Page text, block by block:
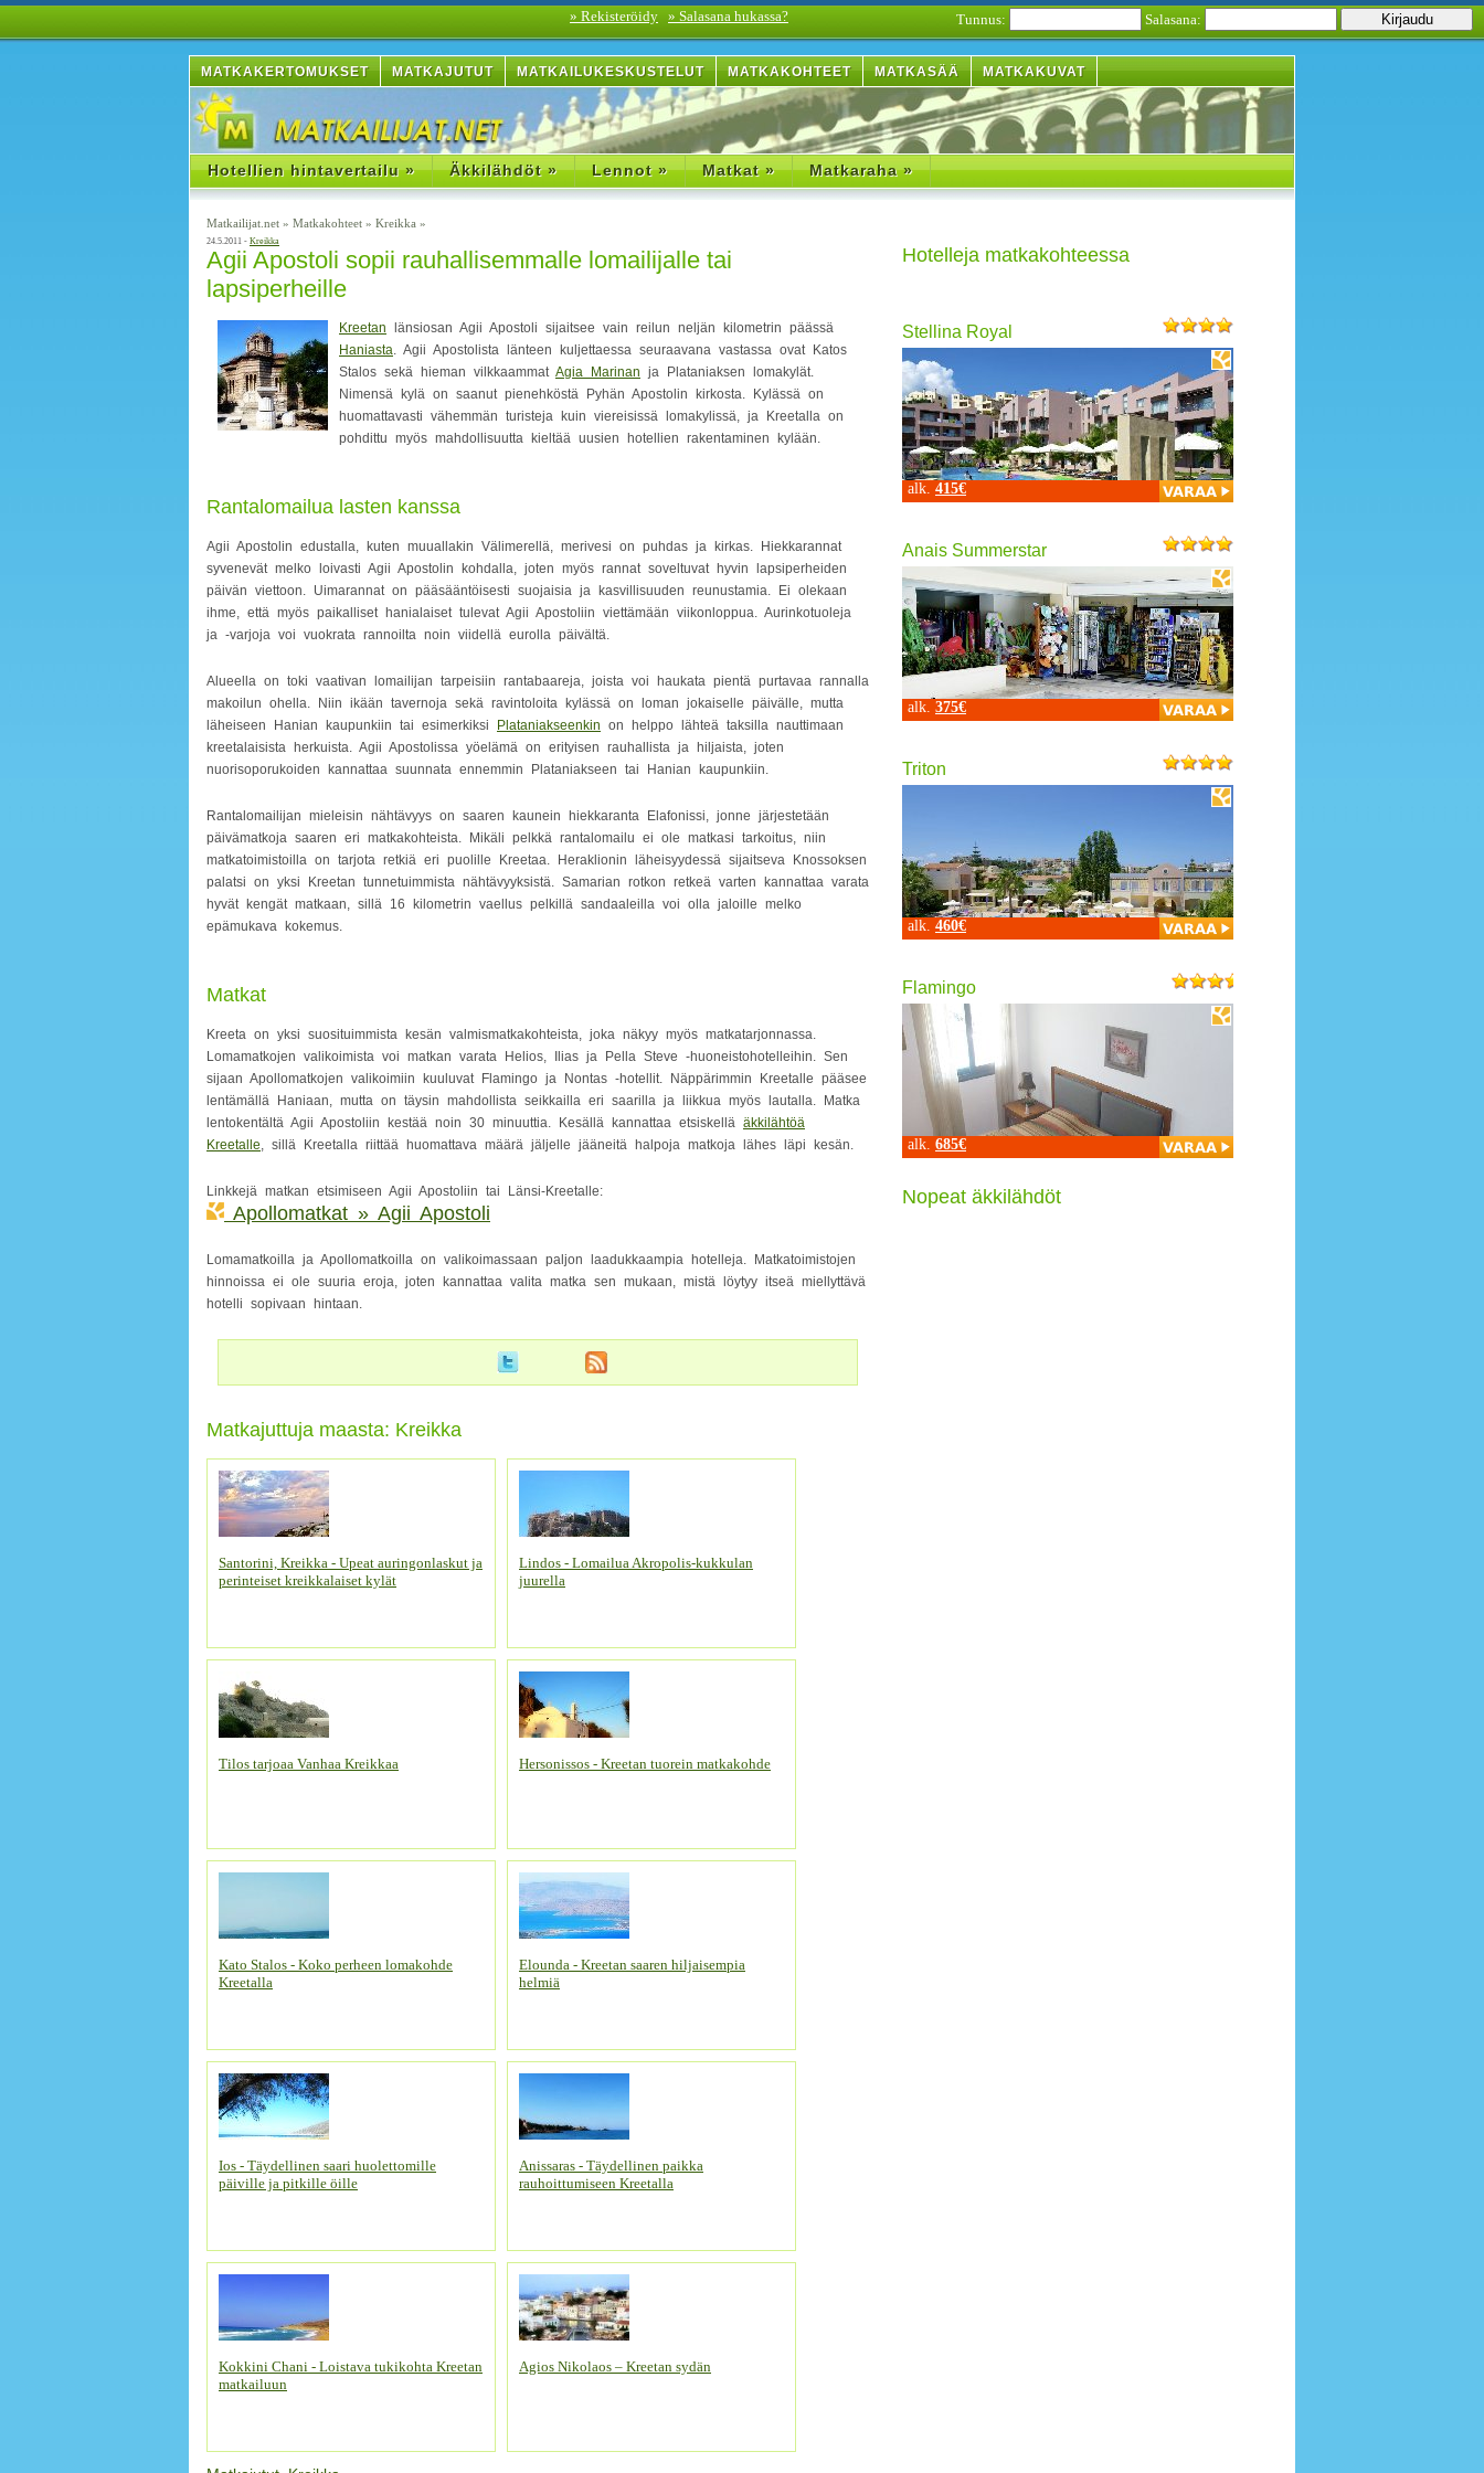
Tunnus: Salasana:
» Rekisteröidy » Salasana hukassa?
MATKAKERTOMUKSET MATKAJUTUT MATKAILUKESKUSTELUT MATKAKOHTEET MATKASÄÄ MATKAKUVAT
Hotellien hintavertailu » Äkkilähdöt » Lennot » Matkat » Matkaraha »
Matkailijat.net » Matkakohteet » Kreikka »
24.5.2011 - Kreikka
Agii Apostoli sopii rauhallisemmalle lomailijalle tai
lapsiperheille
Kreetan länsiosan Agii Apostoli sijaitsee vain reilun neljän kilometrin päässä
Haniasta. Agii Apostolista länteen kuljettaessa seuraavana vastassa ovat Katos
Stalos sekä hieman vilkkaammat Agia Marinan ja Plataniaksen lomakylät.
Nimensä kylä on saanut pienehköstä Pyhän Apostolin kirkosta. Kylässä on
huomattavasti vähemmän turisteja kuin viereisissä lomakylissä, ja Kreetalla on
pohdittu myös mahdollisuutta kieltää uusien hotellien rakentaminen kylään.
Rantalomailua lasten kanssa
Agii Apostolin edustalla, kuten muuallakin Välimerellä, merivesi on puhdas ja kirkas. Hiekkarannat
syvenevät melko loivasti Agii Apostolin kohdalla, joten myös rannat soveltuvat hyvin lapsiperheiden
päivän viettoon. Uimarannat on pääsääntöisesti suojaisia ja kasvillisuuden reunustamia. Ei olekaan
ihme, että myös paikalliset hanialaiset tulevat Agii Apostoliin viettämään viikonloppua. Aurinkotuoleja
ja -varjoja voi vuokrata rannoilta noin viidellä eurolla päivältä.
Alueella on toki vaativan lomailijan tarpeisiin rantabaareja, joista voi haukata pientä purtavaa rannalla
makoilun ohella. Niin ikään tavernoja sekä ravintoloita kylässä on loman jokaiselle päivälle, mutta
läheiseen Hanian kaupunkiin tai esimerkiksi
Plataniakseenkin on helppo lähteä taksilla nauttimaan
kreetalaisista herkuista. Agii Apostolissa yöelämä on erityisen rauhallista ja hiljaista, joten
nuorisoporukoiden kannattaa suunnata ennemmin Plataniakseen tai Hanian kaupunkiin.
Rantalomailijan mieleisin nähtävyys on saaren kaunein hiekkaranta Elafonissi, jonne järjestetään
päivämatkoja saaren eri matkakohteista. Mikäli pelkkä rantalomailu ei ole matkasi tarkoitus, niin
matkatoimistoilla on tarjota retkiä eri puolille Kreetaa. Heraklionin läheisyydessä sijaitseva Knossoksen
palatsi on yksi Kreetan tunnetuimmista nähtävyyksistä. Samarian rotkon retkeä varten kannattaa varata
hyvät kengät matkaan, sillä 16 kilometrin vaellus pelkillä sandaaleilla voi olla jaloille melko
epämukava kokemus.
Matkat
Kreeta on yksi suosituimmista kesän valmismatkakohteista, joka näkyy myös matkatarjonnassa.
Lomamatkojen valikoimista voi matkan varata Helios, Ilias ja Pella Steve -huoneistohotelleihin. Sen
sijaan Apollomatkojen valikoimiin kuuluvat Flamingo ja Nontas -hotellit. Näppärimmin Kreetalle pääsee
lentämällä Haniaan, mutta on täysin mahdollista seikkailla eri saarilla ja liikkua myös lautalla. Matka
lentokentältä Agii Apostoliin kestää noin 30 minuuttia. Kesällä kannattaa etsiskellä äkkilähtöä
Kreetalle, sillä Kreetalla riittää huomattava määrä jäljelle jääneitä halpoja matkoja lähes läpi kesän.
Linkkejä matkan etsimiseen Agii Apostoliin tai Länsi-Kreetalle:
Apollomatkat » Agii Apostoli
Lomamatkoilla ja Apollomatkoilla on valikoimassaan paljon laadukkaampia hotelleja. Matkatoimistojen
hinnoissa ei ole suuria eroja, joten kannattaa valita matka sen mukaan, mistä löytyy itseä miellyttävä
hotelli sopivaan hintaan.
Matkajuttuja maasta: Kreikka
Santorini, Kreikka - Upeat auringonlaskut ja
perinteiset kreikkalaiset kylät
Lindos - Lomailua Akropolis-kukkulan
juurella
Tilos tarjoaa Vanhaa Kreikkaa Hersonissos - Kreetan tuorein matkakohde
Kato Stalos - Koko perheen lomakohde
Kreetalla
Elounda - Kreetan saaren hiljaisempia
helmiä
Ios - Täydellinen saari huolettomille
päiville ja pitkille öille
Anissaras - Täydellinen paikka
rauhoittumiseen Kreetalla
Kokkini Chani - Loistava tukikohta Kreetan
matkailuun
Agios Nikolaos – Kreetan sydän
Hotelleja matkakohteessa
Stellina Royal
alk. 415€
Anais Summerstar
alk. 375€
Triton
alk. 460€
Flamingo
alk. 685€
Nopeat äkkilähdöt